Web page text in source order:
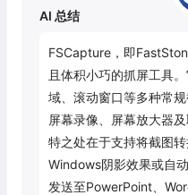
AI 总结
FSCapture，即
且体积小巧的抓屏工具
域、滚动窗口等多种常
屏幕录像、屏幕放大器
特之处在于支持将截图
Windows阴影效果或自
发送至PowerPoint、